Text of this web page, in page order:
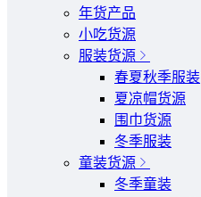
年货产品
小吃货源
服装货源
春夏秋季服装
夏凉帽货源
围巾货源
冬季服装
童装货源
冬季童装